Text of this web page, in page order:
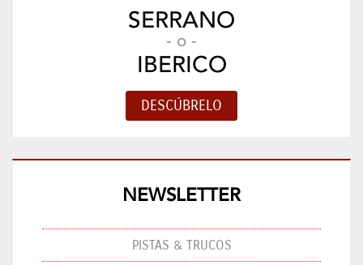
SERRANO
- o -
IBERICO
NEWSLETTER
PISTAS & TRUCOS